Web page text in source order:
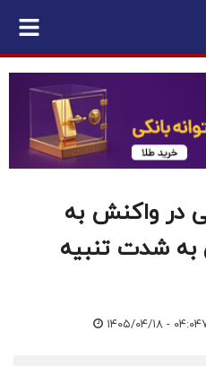
در واکنش به
به شدت تنبیه
۱۴۰۵/۰۴/۱۸ - ۰۴:۰۴